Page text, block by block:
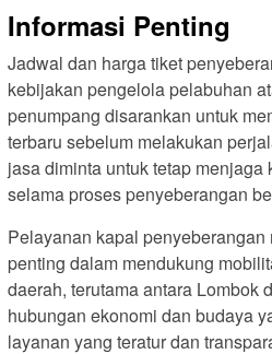
Informasi Penting
Jadwal dan harga tiket
kebijakan pengelola pelabuhan
penumpang disarankan untuk
terbaru sebelum melakukan
jasa diminta untuk tetap menjaga
selama proses penyeberangan
Pelayanan kapal
penting dalam mendukung
daerah, terutama antara Lombok
hubungan ekonomi dan budaya
layanan yang teratur dan